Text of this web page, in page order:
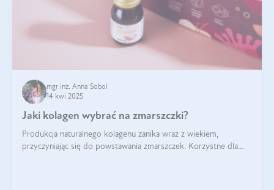
mgr inż. Anna Sobol
14 kwi 2025
Jaki kolagen wybrać na zmarszczki?
Produkcja naturalnego kolagenu zanika wraz z wiekiem,
przyczyniając się do powstawania zmarszczek. Korzystne dla